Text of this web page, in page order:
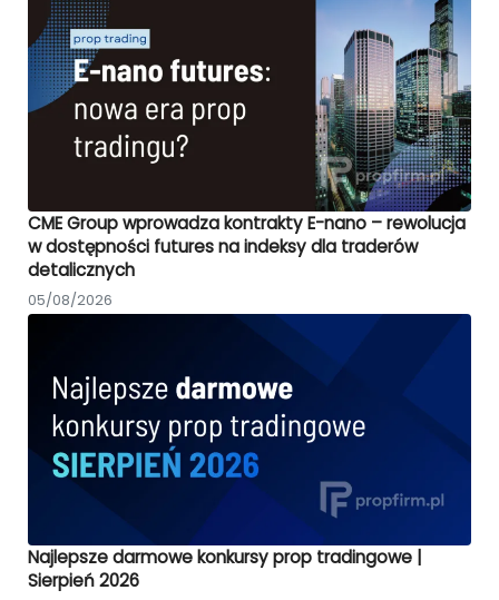
CME Group wprowadza kontrakty E-nano – rewolucja
w dostępności futures na indeksy dla traderów
detalicznych
05/08/2026
Najlepsze darmowe konkursy prop tradingowe |
Sierpień 2026